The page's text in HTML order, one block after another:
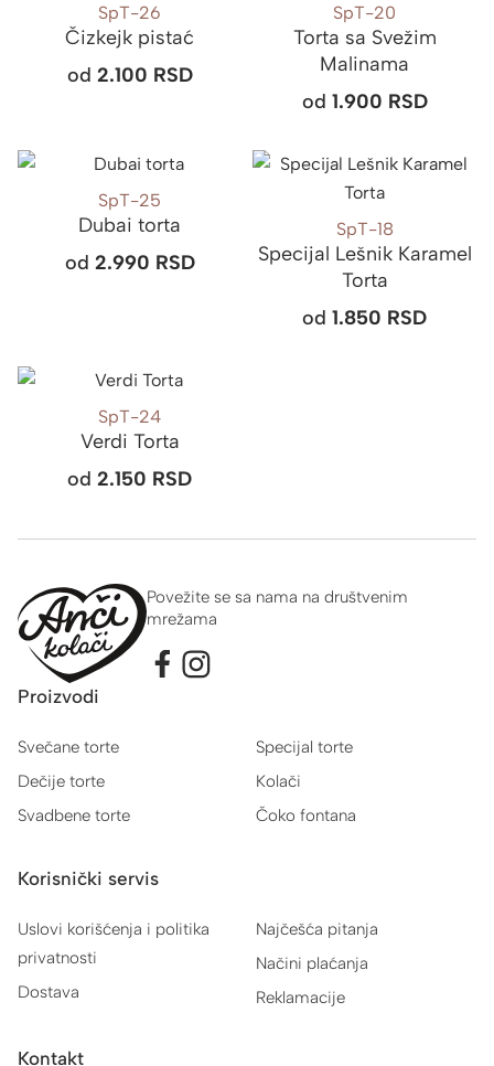
SpT-26
Čizkejk pistać
od 2.100 RSD
SpT-20
Torta sa Svežim
Malinama
od 1.900 RSD
SpT-25
Dubai torta
od 2.990 RSD
SpT-18
Specijal Lešnik Karamel
Torta
od 1.850 RSD
SpT-24
Verdi Torta
od 2.150 RSD
Povežite se sa nama na društvenim
mrežama
Proizvodi
Svečane torte
Dečije torte
Svadbene torte
Specijal torte
Kolači
Čoko fontana
Korisnički servis
Uslovi korišćenja i politika
privatnosti
Dostava
Najčešća pitanja
Načini plaćanja
Reklamacije
Kontakt